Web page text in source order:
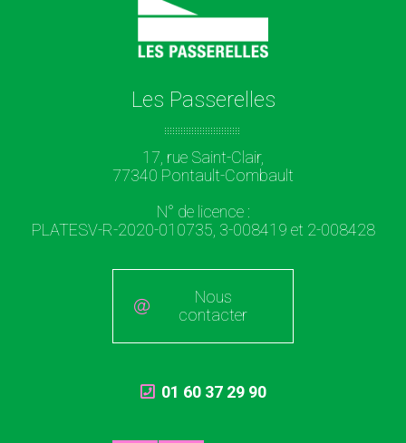
Les Passerelles
17, rue Saint-Clair,
77340 Pontault-Combault
N° de licence :
PLATESV-R-2020-010735, 3-008419 et 2-008428
Nous
contacter
01 60 37 29 90